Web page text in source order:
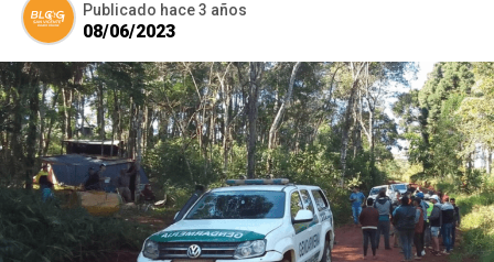
Publicado hace 3 años
08/06/2023